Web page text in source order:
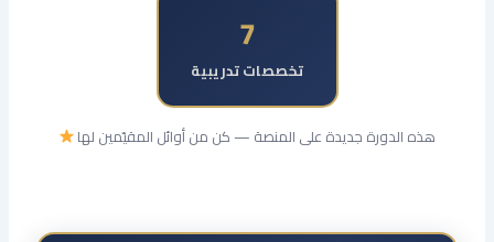
7
تخصصات تدريبية
هذه الدورة جديدة على المنصة — كن من أوائل المقيّمين لها